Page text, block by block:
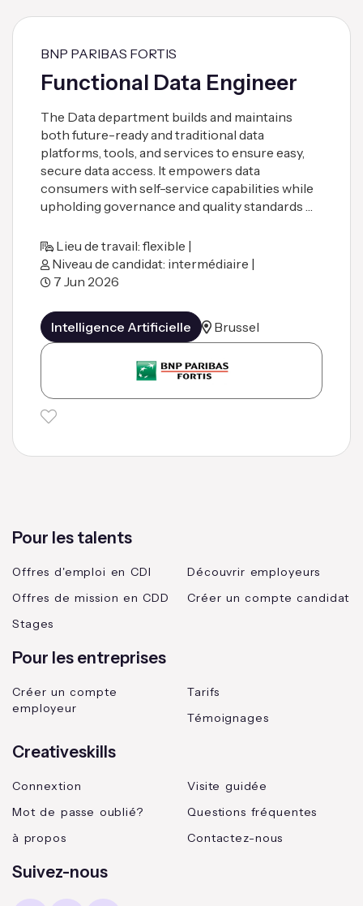
BNP PARIBAS FORTIS
Functional Data Engineer
The Data department builds and maintains
both future-ready and traditional data
platforms, tools, and services to ensure easy,
secure data access. It empowers data
consumers with self-service capabilities while
upholding governance and quality standards …
Lieu de travail: flexible |
Niveau de candidat: intermédiaire |
7 Jun 2026
Intelligence Artificielle Brussel
Pour les talents
Offres d'emploi en CDI
Offres de mission en CDD
Stages
Découvrir employeurs
Créer un compte candidat
Pour les entreprises
Créer un compte
employeur
Tarifs
Témoignages
Creativeskills
Connextion
Mot de passe oublié?
à propos
Visite guidée
Questions fréquentes
Contactez-nous
Suivez-nous